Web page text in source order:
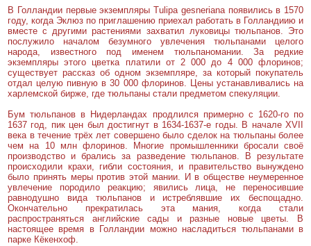
В Голландии первые экземпляры Tulipa gesneriana появились в 1570
году, когда Эклюз по приглашению приехал работать в Голландиию и
вместе с другими растениями захватил луковицы тюльпанов. Это
послужило началом безумного увлечения тюльпанами целого
народа, известного под именем тюльпаномании. За редкие
экземпляры этого цветка платили от 2 000 до 4 000 флоринов;
существует рассказ об одном экземпляре, за который покупатель
отдал целую пивную в 30 000 флоринов. Цены устанавливались на
харлемской бирже, где тюльпаны стали предметом спекуляции.
Бум тюльпанов в Нидерландах продлился примерно с 1620-го по
1637 год, пик цен был достигнут в 1634-1637-е годы. В начале XVII
века в течение трёх лет совершено было сделок на тюльпаны более
чем на 10 млн флоринов. Многие промышленники бросали своё
производство и брались за разведение тюльпанов. В результате
происходили крахи, гибли состояния, и правительство вынуждено
было принять меры против этой мании. И в обществе неумеренное
увлечение породило реакцию; явились лица, не переносившие
равнодушно вида тюльпанов и истреблявшие их беспощадно.
Окончательно прекратилась эта мания, когда стали
распространяться английские сады и разные новые цветы. В
настоящее время в Голландии можно насладиться тюльпанами в
парке Кёкенхоф.